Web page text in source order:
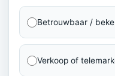
Betrouwbaar /
Verkoop of